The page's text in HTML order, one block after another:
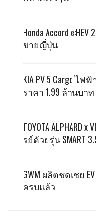
Honda Accord
ขายญี่ปุ่น
KIA PV 5 Cargo ไ
ราคา 1.99 ล้านบาท
TOYOTA ALPHARD
รย์ด้วยรุ่น SMART
GWM ผลิตชดเชย
ครบแล้ว